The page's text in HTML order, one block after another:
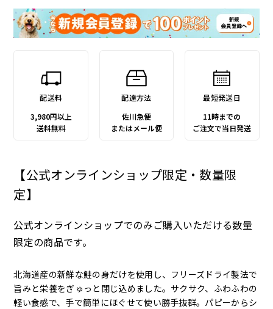
配送料
3,980円以上
送料無料
配達方法
佐川急便
またはメール便
最短発送日
11時までの
ご注文で当日発送
【公式オンラインショップ限定・数量限
定】
公式オンラインショップでのみご購入いただける数量
限定の商品です。
北海道産の新鮮な鮭の身だけを使用し、フリーズドライ製法で
旨みと栄養をぎゅっと閉じ込めました。サクサク、ふわふわの
軽い食感で、手で簡単にほぐせて使い勝手抜群。パピーからシ